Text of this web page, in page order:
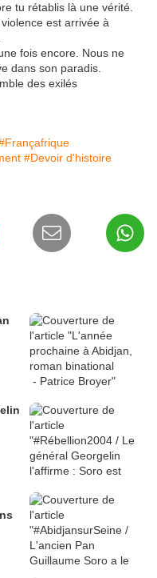
tu rétablis là une vérité.
est arrivée à
fois encore. Nous ne
dans son paradis.
des exilés
#Devoir d'histoire